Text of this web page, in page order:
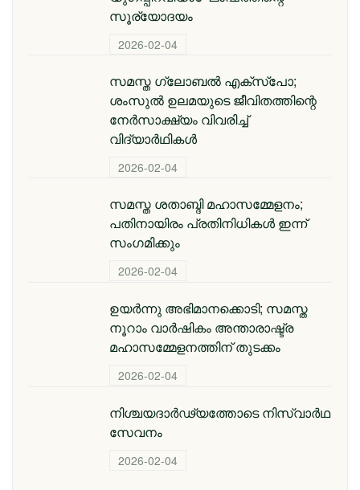
സൂര്യോദയം
2026-02-04
സമസ്ത ​ഗ്ലോബൽ എക്സ്പോ;
ശംസുൽ ഉലമയുടെ ജീവിതത്തിന്റെ
നേർസാക്ഷ്യം വിവരിച്ച്
വിദ്യാർഥികൾ
2026-02-04
സമസ്ത ശതാബ്ദി മഹാസമ്മേളനം;
പതിനായിരം പ്രതിനിധികൾ ഇന്ന്
സംഗമിക്കും
2026-02-04
ഉയർന്നു അഭിമാനക്കൊടി; സമസ്ത
നൂറാം വാർഷികം അന്താരാഷ്ട്ര
മഹാസമ്മേളനത്തിന് തുടക്കം
2026-02-04
നിശ്ചയദാർഢ്യത്തോടെ നിസ്വാർഥ
സേവനം
2026-02-04